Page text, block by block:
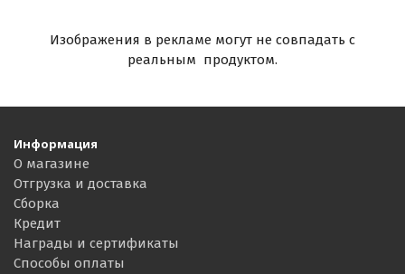
Изображения в рекламе могут не совпадать с
реальным продуктом.
Информация
О магазине
Отгрузка и доставка
Сборка
Кредит
Награды и сертификаты
Способы оплаты